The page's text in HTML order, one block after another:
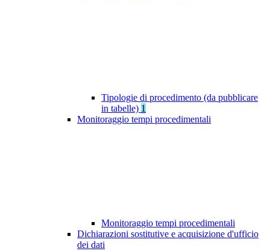
Tipologie di procedimento (da pubblicare
in tabelle) 1
Monitoraggio tempi procedimentali
Monitoraggio tempi procedimentali
Dichiarazioni sostitutive e acquisizione d'ufficio
dei dati